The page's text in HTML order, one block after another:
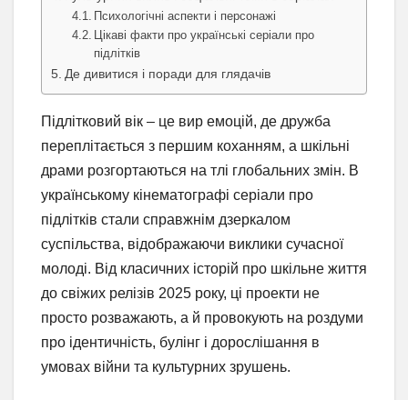
Психологічні аспекти і персонажі
Цікаві факти про українські серіали про
підлітків
Де дивитися і поради для глядачів
Підлітковий вік – це вир емоцій, де дружба
переплітається з першим коханням, а шкільні
драми розгортаються на тлі глобальних змін. В
українському кінематографі серіали про
підлітків стали справжнім дзеркалом
суспільства, відображаючи виклики сучасної
молоді. Від класичних історій про шкільне життя
до свіжих релізів 2025 року, ці проекти не
просто розважають, а й провокують на роздуми
про ідентичність, булінг і дорослішання в
умовах війни та культурних зрушень.